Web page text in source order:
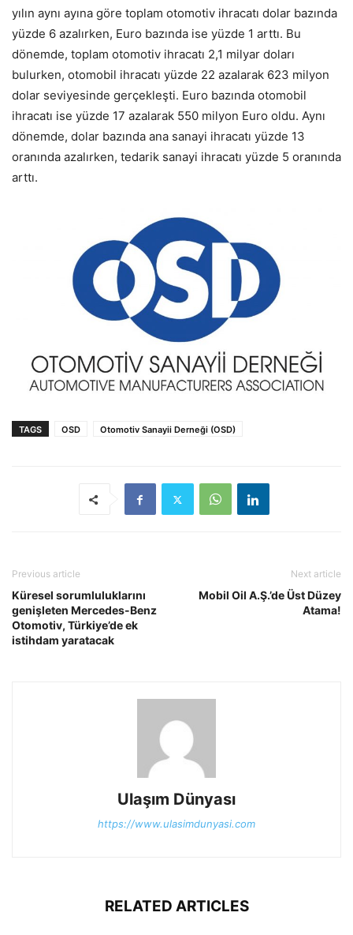
yılın aynı ayına göre toplam otomotiv ihracatı dolar bazında
yüzde 6 azalırken, Euro bazında ise yüzde 1 arttı. Bu
dönemde, toplam otomotiv ihracatı 2,1 milyar doları
bulurken, otomobil ihracatı yüzde 22 azalarak 623 milyon
dolar seviyesinde gerçekleşti. Euro bazında otomobil
ihracatı ise yüzde 17 azalarak 550 milyon Euro oldu. Aynı
dönemde, dolar bazında ana sanayi ihracatı yüzde 13
oranında azalırken, tedarik sanayi ihracatı yüzde 5 oranında
arttı.
TAGS OSD Otomotiv Sanayii Derneği (OSD)
Previous article
Küresel sorumluluklarını
genişleten Mercedes-Benz
Otomotiv, Türkiye’de ek
istihdam yaratacak
Next article
Mobil Oil A.Ş.’de Üst Düzey
Atama!
Ulaşım Dünyası
https://www.ulasimdunyasi.com
RELATED ARTICLES